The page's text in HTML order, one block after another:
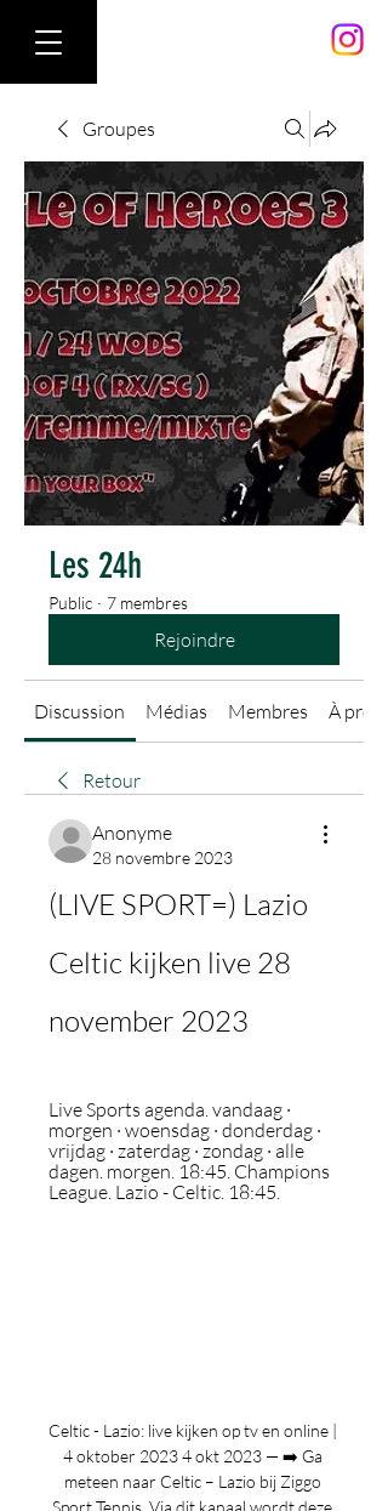
Groupes
Les 24h
Public · 7 membres
Rejoindre
Discussion Médias Membres À
Retour
Anonyme
28 novembre 2023
(LIVE SPORT=) Lazio
Celtic kijken live 28
november 2023
Live Sports agenda. vandaag ·
morgen · woensdag · donderdag ·
vrijdag · zaterdag · zondag · alle
dagen. morgen. 18:45. Champions
League. Lazio - Celtic. 18:45.
Celtic - Lazio: live kijken op tv en online |
4 oktober 2023 4 okt 2023 — ➡️ Ga
meteen naar Celtic – Lazio bij Ziggo
Sport Tennis. Via dit kanaal wordt deze